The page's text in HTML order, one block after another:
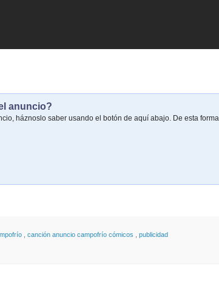
anuncio?
háznoslo saber usando el botón de aquí abajo. De esta forma
canción anuncio campofrío cómicos publicidad